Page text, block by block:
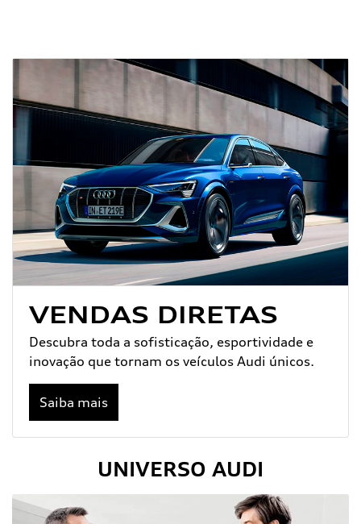
VENDAS DIRETAS
Descubra toda a sofisticação, esportividade e
inovação que tornam os veículos Audi únicos.
Saiba mais
UNIVERSO AUDI